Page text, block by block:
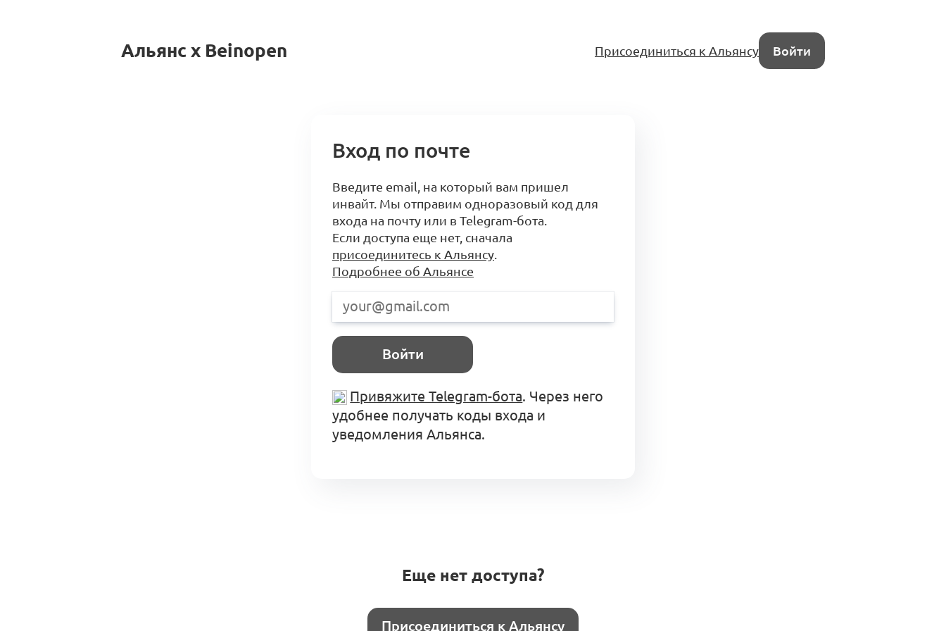
Альянс x Beinopen Присоединиться к Альянсу Войти
Вход по почте
Введите email, на который вам пришел
инвайт. Мы отправим одноразовый код для
входа на почту или в Telegram-бота.
Если доступа еще нет, сначала
присоединитесь к Альянсу.
Подробнее об Альянсе
Войти
Привяжите Telegram-бота. Через него
удобнее получать коды входа и
уведомления Альянса.
Еще нет доступа?
Присоединиться к Альянсу